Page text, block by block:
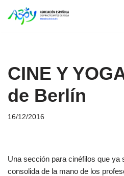
Saltar
CINE Y
de Berlín
16/12/2016
Una sección para cinéfilos que ya
consolida de la mano de los